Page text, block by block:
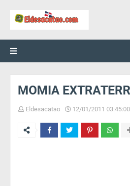
MOMIA
Eldesacatao 12/01/2011